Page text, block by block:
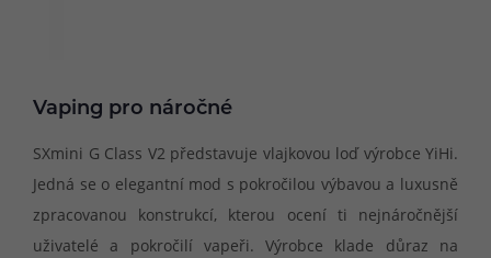
Vaping pro náročné
SXmini G Class V2 představuje vlajkovou loď výrobce YiHi.
Jedná se o elegantní mod s pokročilou výbavou a luxusně
zpracovanou konstrukcí, kterou ocení ti nejnáročnější
uživatelé a pokročilí vapeři. Výrobce klade důraz na